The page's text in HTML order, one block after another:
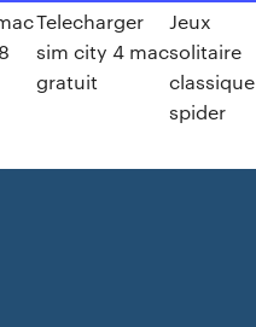
Telecharger
sim city 4 mac
gratuit
Jeux
solitaire
classique
spider